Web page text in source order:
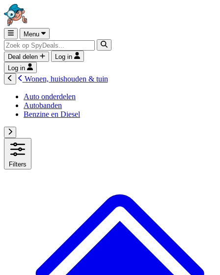
Menu
Deal delen
Log in
Log in
Wonen, huishouden & tuin
Auto onderdelen
Autobanden
Benzine en Diesel
Filters